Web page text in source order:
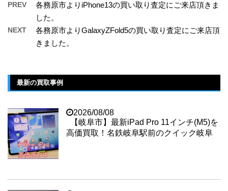
PREV
各務原市よりiPhone13の買い取り査定にご来店頂きま
した。
NEXT
各務原市よりGalaxyZFold5の買い取り査定にご来店頂
きました。
最新の買取事例
2026/08/08
【岐阜市】最新iPad Pro 11インチ(M5)を
高価買取！名鉄岐阜駅前のクイック岐阜